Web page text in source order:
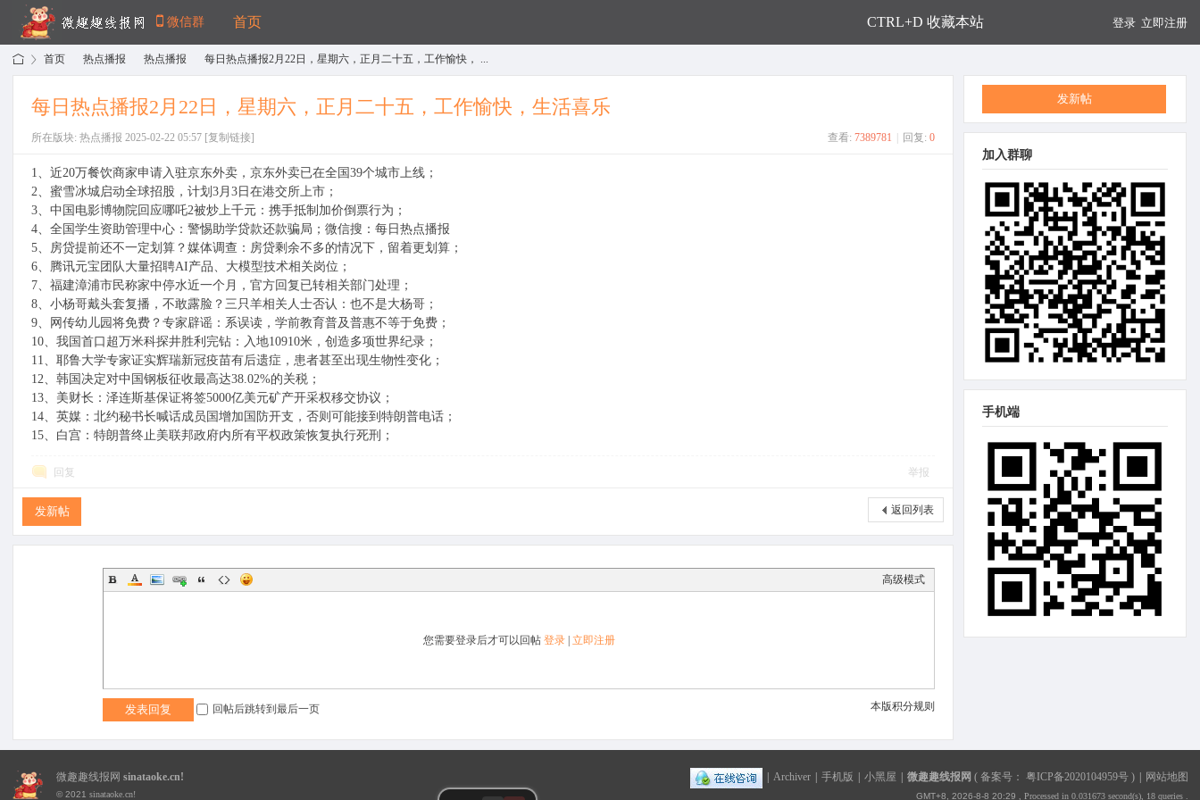
微信群 首页 CTRL+D 收藏本站 登录 立即注册
首页
›
热点播报
›
热点播报
›
每日热点播报2月22日，星期六，正月二十五，工作愉快， ...
每日热点播报2月22日，星期六，正月二十五，工作愉快，生活喜乐
所在版块: 热点播报 2025-02-22 05:57 [复制链接] 查看: 7389781 回复: 0
1、近20万餐饮商家申请入驻京东外卖，京东外卖已在全国39个城市上线；
2、蜜雪冰城启动全球招股，计划3月3日在港交所上市；
3、中国电影博物院回应哪吒2被炒上千元：携手抵制加价倒票行为；
4、全国学生资助管理中心：警惕助学贷款还款骗局；微信搜：每日热点播报
5、房贷提前还不一定划算？媒体调查：房贷剩余不多的情况下，留着更划算；
6、腾讯元宝团队大量招聘AI产品、大模型技术相关岗位；
7、福建漳浦市民称家中停水近一个月，官方回复已转相关部门处理；
8、小杨哥戴头套复播，不敢露脸？三只羊相关人士否认：也不是大杨哥；
9、网传幼儿园将免费？专家辟谣：系误读，学前教育普及普惠不等于免费；
10、我国首口超万米科探井胜利完钻：入地10910米，创造多项世界纪录；
11、耶鲁大学专家证实辉瑞新冠疫苗有后遗症，患者甚至出现生物性变化；
12、韩国决定对中国钢板征收最高达38.02%的关税；
13、美财长：泽连斯基保证将签5000亿美元矿产开采权移交协议；
14、英媒：北约秘书长喊话成员国增加国防开支，否则可能接到特朗普电话；
15、白宫：特朗普终止美联邦政府内所有平权政策恢复执行死刑；
回复 举报
返回列表
发新帖
高级模式
您需要登录后才可以回帖 登录| 立即注册
本版积分规则
发表回复 回帖后跳转到最后一页
发新帖
加入群聊
手机端
Archiver 手机版 小黑屋 微趣趣线报网 ( 备案号： 粤ICP备2020104959号) 网站地图
GMT+8, 2026-8-8 20:29 , Processed in 0.031673 second(s), 18 queries .
微趣趣线报网sinataoke.cn!
© 2021sinataoke.cn!